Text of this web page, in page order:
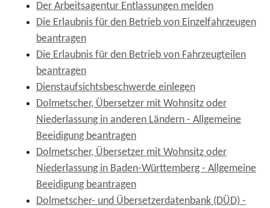
Der Arbeitsagentur Entlassungen melden
Die Erlaubnis für den Betrieb von Einzelfahrzeugen
beantragen
Die Erlaubnis für den Betrieb von Fahrzeugteilen
beantragen
Dienstaufsichtsbeschwerde einlegen
Dolmetscher, Übersetzer mit Wohnsitz oder
Niederlassung in anderen Ländern - Allgemeine
Beeidigung beantragen
Dolmetscher, Übersetzer mit Wohnsitz oder
Niederlassung in Baden-Württemberg - Allgemeine
Beeidigung beantragen
Dolmetscher- und Übersetzerdatenbank (DÜD) -